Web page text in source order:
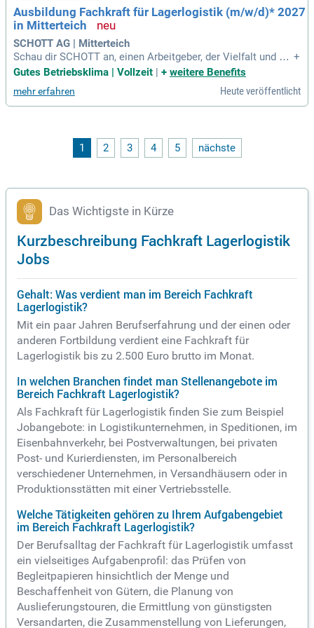
unft in der Logistikbranche!
Ausbildung Fachkraft für Lagerlogistik (m/w/d)* 2027
in Mitterteich
SCHOTT AG | Mitterteich
Schau dir SCHOTT an, einen Arbeitgeber, der Vielfalt und We
rtschätzung lebt! Unsere offene Unternehmenskultur fördert
chtigen Platz fühlst. Werde Teil von rund 17.400 Experten in
über 30 Ländern weltweit! Gemeinsam entwickeln wir innov
eam genau das Richtige für dich! Nutze unser SCHOTT-Note
book und moderne Flurförderfahrzeuge, um sicherzustellen,
+
Gutes Betriebsklima | Vollzeit
+ weitere Benefits
mehr erfahren Heute veröffentlicht
1 2 3 4 5 nächste
Das Wichtigste in Kürze
Kurzbeschreibung Fachkraft Lagerlogistik
Jobs
Gehalt: Was verdient man im Bereich Fachkraft
Lagerlogistik?
Mit ein paar Jahren Berufserfahrung und der einen oder
anderen Fortbildung verdient eine Fachkraft für
Lagerlogistik bis zu 2.500 Euro brutto im Monat.
In welchen Branchen findet man Stellenangebote im
Bereich Fachkraft Lagerlogistik?
Als Fachkraft für Lagerlogistik finden Sie zum Beispiel
Jobangebote: in Logistikunternehmen, in Speditionen, im
Eisenbahnverkehr, bei Postverwaltungen, bei privaten
Post- und Kurierdiensten, im Personalbereich
verschiedener Unternehmen, in Versandhäusern oder in
Produktionsstätten mit einer Vertriebsstelle.
Welche Tätigkeiten gehören zu Ihrem Aufgabengebiet
im Bereich Fachkraft Lagerlogistik?
Der Berufsalltag der Fachkraft für Lagerlogistik umfasst
ein vielseitiges Aufgabenprofil: das Prüfen von
Begleitpapieren hinsichtlich der Menge und
Beschaffenheit von Gütern, die Planung von
Auslieferungstouren, die Ermittlung von günstigsten
Versandarten, die Zusammenstellung von Lieferungen,